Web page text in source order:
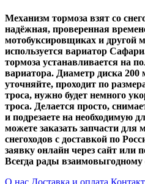
Механизм тормоза взят со
надёжная, проверенная
мотобуксировщиках и другой
используется вариатор
тормоза устанавливается на
вариатора. Диаметр диска 200
уточняйте, проходит по
троса, нужно будет немного
троса. Делается просто,
и подрезаете на необходимую
можете заказать запчасти
снегоходов с доставкой по
заявку онлайн через сайт или
Всегда рады взаимовыгодному